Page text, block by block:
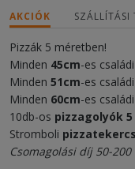
AKCIÓK SZÁLLÍTÁSI
Pizzák 5 méretben!
Minden 45cm-es családi
Minden 51cm-es családi
Minden 60cm-es családi
10db-os pizzagolyók 5
Stromboli
Csomagolási díj 50-200